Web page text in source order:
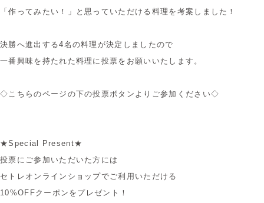
「作ってみたい！」と思っていただける料理を考案しました！
決勝へ進出する4名の料理が決定しましたので
一番興味を持たれた料理に投票をお願いいたします。
◇こちらのページの下の投票ボタンよりご参加ください◇
★Special Present★
投票にご参加いただいた方には
セトレオンラインショップでご利用いただける
10%OFFクーポンをプレゼント！